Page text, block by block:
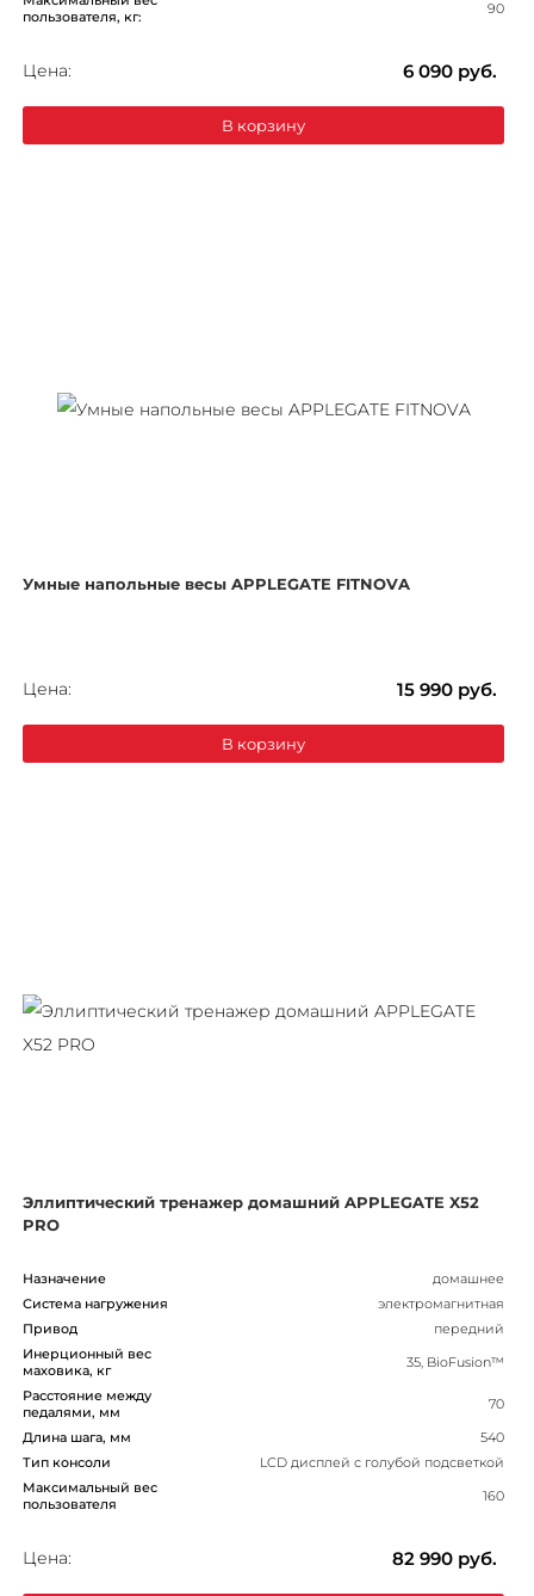
пользователя, кг:
90
Цена: 6 090 руб.
В корзину
Умные напольные весы APPLEGATE FITNOVA
Цена: 15 990 руб.
В корзину
Эллиптический тренажер домашний APPLEGATE X52
PRO
Назначение
домашнее
Система нагружения
электромагнитная
Привод
передний
Инерционный вес
маховика, кг
35, BioFusion™
Расстояние между
педалями, мм
70
Длина шага, мм
540
Тип консоли
LCD дисплей с голубой подсветкой
Максимальный вес
пользователя
160
Цена: 82 990 руб.